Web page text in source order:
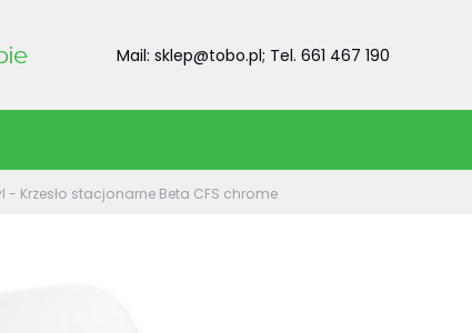
Mail: sklep@tobo.pl; Tel. 661 467 190
- Krzesło stacjonarne Beta CFS chrome